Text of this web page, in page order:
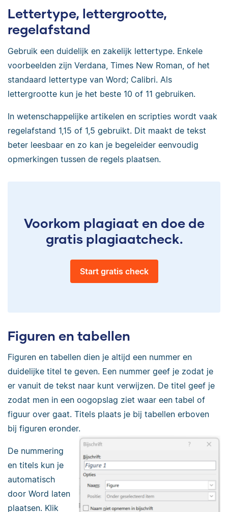
Lettertype, lettergrootte,
regelafstand
Gebruik een duidelijk en zakelijk lettertype. Enkele
voorbeelden zijn Verdana, Times New Roman, of het
standaard lettertype van Word; Calibri. Als
lettergrootte kun je het beste 10 of 11 gebruiken.
In wetenschappelijke artikelen en scripties wordt vaak
regelafstand 1,15 of 1,5 gebruikt. Dit maakt de tekst
beter leesbaar en zo kan je begeleider eenvoudig
opmerkingen tussen de regels plaatsen.
Voorkom plagiaat en doe de
gratis plagiaatcheck.
Start gratis check
Figuren en tabellen
Figuren en tabellen dien je altijd een nummer en
duidelijke titel te geven. Een nummer geef je zodat je
er vanuit de tekst naar kunt verwijzen. De titel geef je
zodat men in een oogopslag ziet waar een tabel of
figuur over gaat. Titels plaats je bij tabellen erboven
bij figuren eronder.
De nummering
en titels kun je
automatisch
door Word laten
plaatsen. Klik